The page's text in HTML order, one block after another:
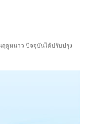
ฤดูหนาว ปัจจุบันได้ปรับปรุง